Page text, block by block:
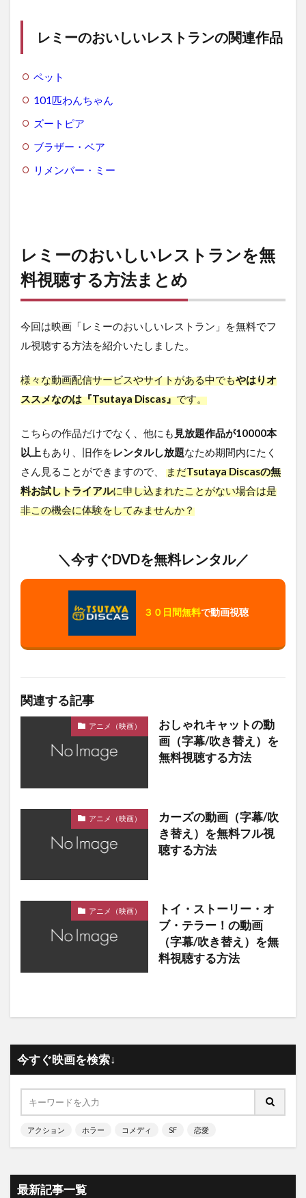
レミーのおいしいレストランの関連作品
ペット
101匹わんちゃん
ズートピア
ブラザー・ベア
リメンバー・ミー
レミーのおいしいレストランを無
料視聴する方法まとめ
今回は映画「レミーのおいしいレストラン」を無料でフ
ル視聴する方法を紹介いたしました。
様々な動画配信サービスやサイトがある中でもやはりオ
ススメなのは『Tsutaya Discas』です。
こちらの作品だけでなく、他にも 見放題作品が10000本
以上もあり、旧作をレンタルし放題なため期間内にたく
さん見ることができますので、 まだTsutaya Discasの無
料お試しトライアルに申し込まれたことがない場合は是
非この機会に体験をしてみませんか？
＼今すぐDVDを無料レンタル／
３０日間無料で動画視聴
関連する記事
アニメ（映画）
おしゃれキャットの動
画（字幕/吹き替え）を
無料視聴する方法
アニメ（映画）
カーズの動画（字幕/吹
き替え）を無料フル視
聴する方法
アニメ（映画）
トイ・ストーリー・オ
ブ・テラー！の動画
（字幕/吹き替え）を無
料視聴する方法
今すぐ映画を検索↓
アクション ホラー コメディ SF 恋愛
最新記事一覧